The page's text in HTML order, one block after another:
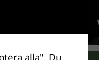
alla". Du